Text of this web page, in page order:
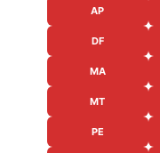
AP
DF
MA
MT
PE